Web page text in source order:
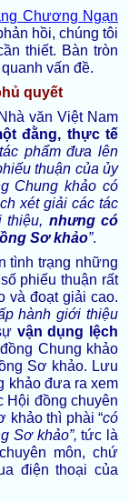
Chương Ngạn
hồi, chúng tôi
thiết. Bàn tròn
vấn đề.
quyết
văn Việt Nam
đằng, thực tế
phẩm đưa lên
thuận của ủy
Chung khảo có
xét giải các tác
thiệu, nhưng có
Sơ khảo”.
tình trạng những
phiếu thuận rất
và đoạt giải cao.
hành giới thiệu
vận dụng lệch
Chung khảo
Sơ khảo. Lưu
khảo đưa ra xem
Hội đồng chuyên
khảo thì phài “có
Sơ khảo”,tức là
môn, chứ
điện thoại của